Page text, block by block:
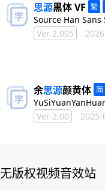
思源黑体 VF
Source Han Sans
Ver 2.005
余思源颜黄体
Ver 2.00
2025-
无版权视频音效站